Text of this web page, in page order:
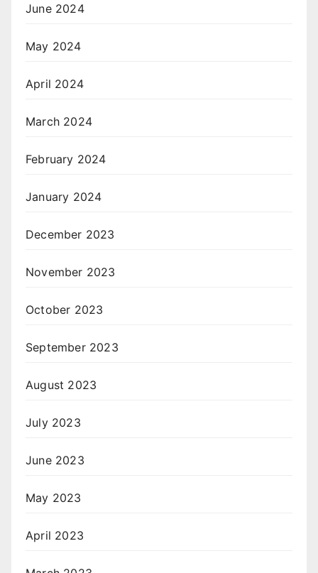
June 2024
May 2024
April 2024
March 2024
February 2024
January 2024
December 2023
November 2023
October 2023
September 2023
August 2023
July 2023
June 2023
May 2023
April 2023